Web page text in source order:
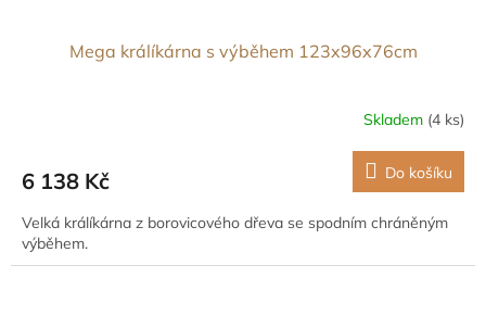
Mega králíkárna s výběhem 123x96x76cm
Skladem (4 ks)
6 138 Kč Do košíku
Velká králíkárna z borovicového dřeva se spodním chráněným
výběhem.